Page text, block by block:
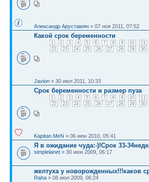
Александр Арустамян » 07 ноя 2011, 07:52
Какой срок беременности
1 2 3 4 5 6 7 8 9 10 11
22
23 24 25 26 27 28 29 30
Javion » 30 июл 2011, 10:33
Срок беременности и размер пуза
1 2 3 4 5 6 7 8 9 10 11
22
23 24 25 26 27 28 29 30
Kapitan.MeN » 06 июн 2010, 05:41
Я в ожидание чуда:-)!Срок 33-
simplelanet » 30 июн 2009, 06:17
желтуха у новорожденных!!!каков
Raha » 08 июл 2009, 06:24